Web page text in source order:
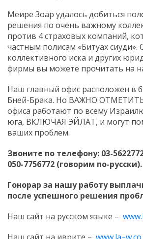
Меире Зоар удалось добиться
решения по очень важному
против 4 страховых компаний,
частным полисам «Битуах сиуди».
коллективного иска и других
фирмы вы можете прочитать на
Наш главный офис расположен в
Бней-Брака. Но ВАЖНО
офиса работают по всему
юга, ВКЛЮЧАЯ ЭЙЛАТ, и могут
ваших проблем.
Звоните по телефону: 03-
050-7756772 (говорим по-русски).
Гонорар за нашу работу
после успешного решения
Наш сайт на русском языке – www.